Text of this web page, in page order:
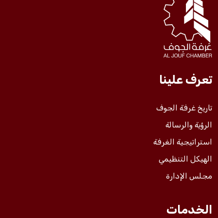
فعاليات الغرفة
فعاليات الجوف
مشاريع الغرفة
تعرف علينا
تاريخ غرفة الجوف
الرؤية والرسالة
استراتيجية الغرفة
الهيكل التنظيمي
مجلس الإدارة
الخدمات